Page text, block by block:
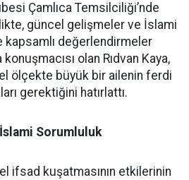
Çamlıca Temsilciliği’nde
güncel gelişmeler ve İslami
değerlendirmeler
konuşmacısı olan Rıdvan Kaya,
ölçekte büyük bir ailenin ferdi
gerektiğini hatırlattı.
Sorumluluk
ifsad kuşatmasının etkilerinin